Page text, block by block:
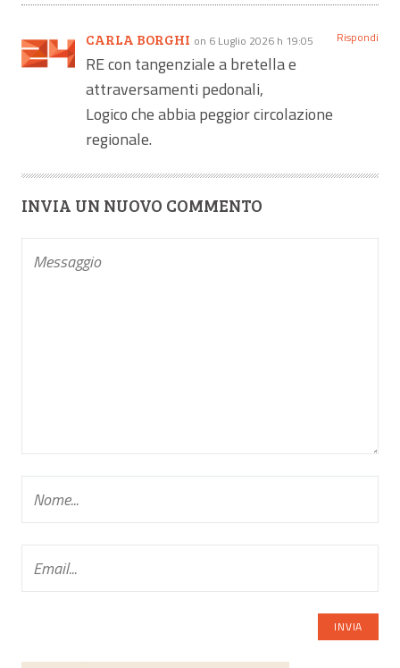
CARLA BORGHI on 6 Luglio 2026 h 19:05 Rispondi
RE con tangenziale a bretella e
attraversamenti pedonali,
Logico che abbia peggior circolazione
regionale.
INVIA UN NUOVO COMMENTO